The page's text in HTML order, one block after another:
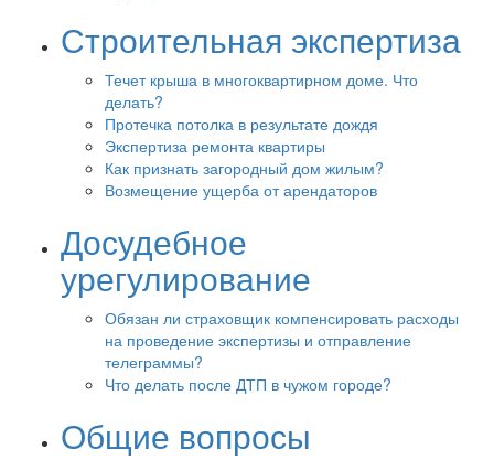
Строительная экспертиза
Течет крыша в многоквартирном доме. Что
делать?
Протечка потолка в результате дождя
Экспертиза ремонта квартиры
Как признать загородный дом жилым?
Возмещение ущерба от арендаторов
Досудебное
урегулирование
Обязан ли страховщик компенсировать расходы
на проведение экспертизы и отправление
телеграммы?
Что делать после ДТП в чужом городе?
Общие вопросы